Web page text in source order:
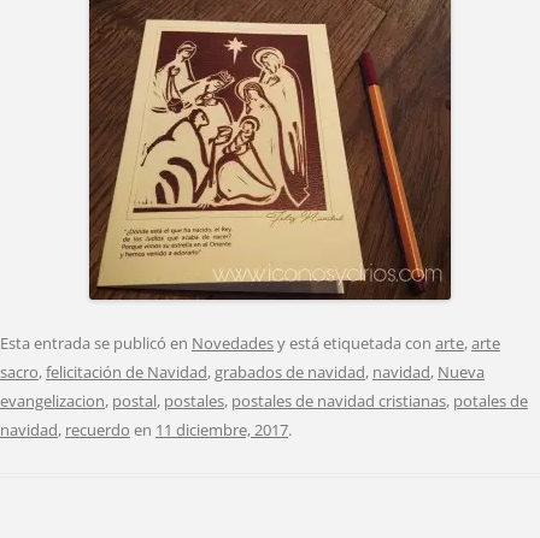
Esta entrada se publicó en Novedadesy está etiquetada con arte,arte
sacro,felicitación de Navidad,grabados de navidad, navidad, Nueva
evangelizacion, postal, postales, postales de navidad cristianas, potales de
navidad, recuerdo en 11 diciembre, 2017.